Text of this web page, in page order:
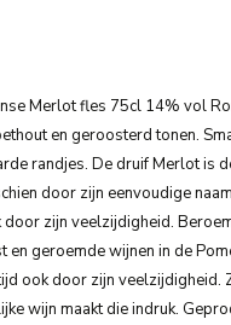
Merlot fles 75cl 14% vol
en geroosterd tonen.
randjes. De druif Merlot is
door zijn eenvoudige
door zijn veelzijdigheid.
en geroemde wijnen in de
ook door zijn veelzijdigheid.
wijn maakt die indruk.